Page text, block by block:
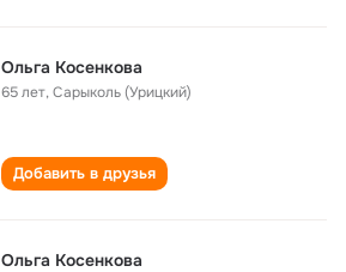
Ольга Косенкова
65 лет,Сарыколь (Урицкий)
Добавить в друзья
Ольга Косенкова